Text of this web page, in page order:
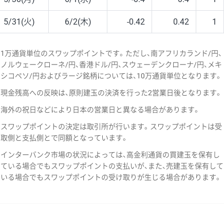
5/31(火) 6/2(木) -0.42 0.42 1
1万通貨単位のスワップポイントです。ただし、南アフリカランド/円、
ノルウェークローネ/円、香港ドル/円、スウェーデンクローナ/円、メキ
シコペソ/円およびラージ銘柄については、10万通貨単位となります。
現金残高への反映は、原則建玉の決済を行った2営業日後となります。
海外の祝日などにより日本の営業日と異なる場合があります。
スワップポイントの決定は取引所が行います。スワップポイントは受
取側と支払側とで同額となっています。
インターバンク市場の状況によっては、高金利通貨の買建玉を保有し
ている場合でもスワップポイントの支払いが、また、売建玉を保有して
いる場合でもスワップポイントの受け取りが生じる場合があります。